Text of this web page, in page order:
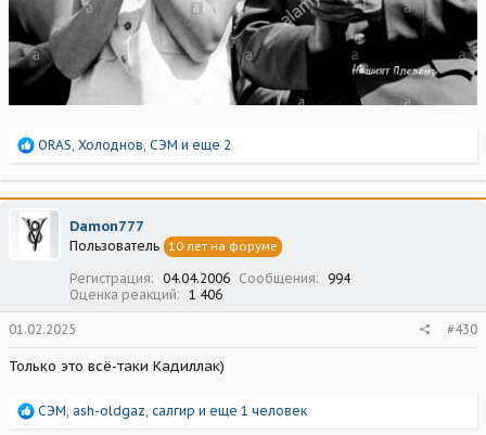
Р
а
к
ц
и
и
ORAS, Холоднов, СЭМ и еще 2
Damon777
Пользователь 10 лет на форуме
Регистрация 04.04.2006 Сообщения
994
Оценка реакций
1 406
01.02.2025 #430
Только это всё-таки Кадиллак)
Р
СЭМ, ash-oldgaz, салгир и еще 1 человек